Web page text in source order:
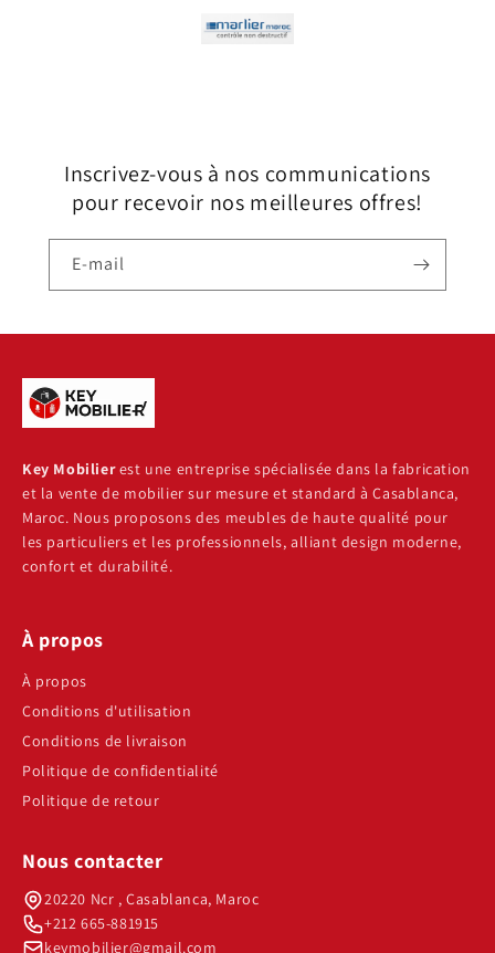
Inscrivez-vous à nos communications
pour recevoir nos meilleures offres!
E-mail
Key Mobilierest une entreprise spécialisée dans la fabrication
et la vente de mobilier sur mesure et standard à Casablanca,
Maroc. Nous proposons des meubles de haute qualité pour
les particuliers et les professionnels, alliant design moderne,
confort et durabilité.
À propos
À propos
Conditions d'utilisation
Conditions de livraison
Politique de confidentialité
Politique de retour
Nous contacter
20220 Ncr , Casablanca, Maroc
+212 665-881915
keymobilier@gmail.com